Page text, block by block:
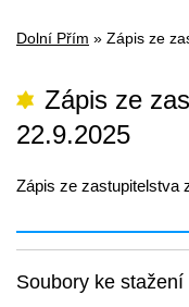
Dolní Přím » Zápis ze
Zápis ze
22.9.2025
Zápis ze zastupitelstva
Soubory ke stažení